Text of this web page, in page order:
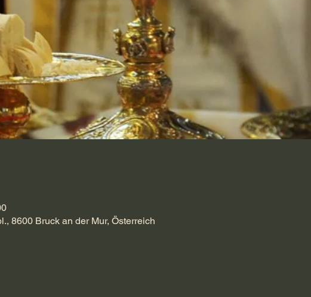
8600 Bruck an der Mur, Österreich